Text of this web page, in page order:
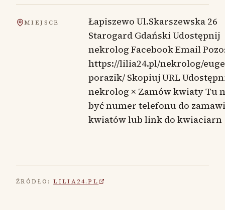
MIEJSCE
Łapiszewo Ul.Skarszewska 26
Starogard Gdański Udostępnij
nekrolog Facebook Email
https://lilia24.pl/nekrolog/
porazik/ Skopiuj URL
nekrolog × Zamów kwiaty Tu
być numer telefonu do
kwiatów lub link do kwiaciarn
ŹRÓDŁO: LILIA24.PL